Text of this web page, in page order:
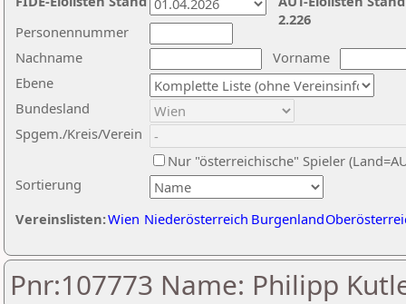
Nachname
Vorname
Ebene
Sortierung
Personennummer
Bundesland
Spgem./Kreis/Verein
Nur "österreichische" Spieler
Vereinslisten:Wien Niederösterreich Burgenland
2.226
Pnr:107773 Name: Philipp